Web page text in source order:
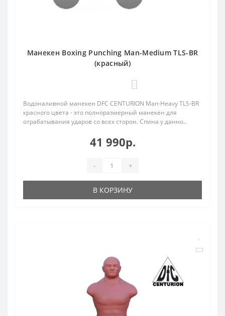
Манекен Boxing Punching Man-Medium TLS-BR
(красный)
Водоналивной манекен DFC CENTURION Man-Heavy TLS-BR
красного цвета - это полноразмерный манекен для
отрабатывания ударов со всех сторон. Спина у данно..
41 990р.
- +
В КОРЗИНУ